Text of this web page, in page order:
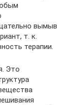
вымыв
т. к.
терапии.
Это